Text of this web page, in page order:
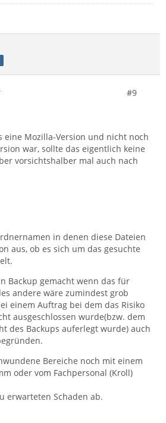
#9
eine Mozilla-Version und nicht noch
war, sollte das eigentlich keine
vorsichtshalber mal auch nach
in denen diese Dateien
aus, ob es sich um das gesuchte
Backup gemacht wenn das für
andere wäre zumindest grob
einem Auftrag bei dem das Risiko
ausgeschlossen wurde(bzw. dem
des Backups auferlegt wurde) auch
Bereiche noch mit einem
oder vom Fachpersonal (Kroll)
erwarteten Schaden ab.